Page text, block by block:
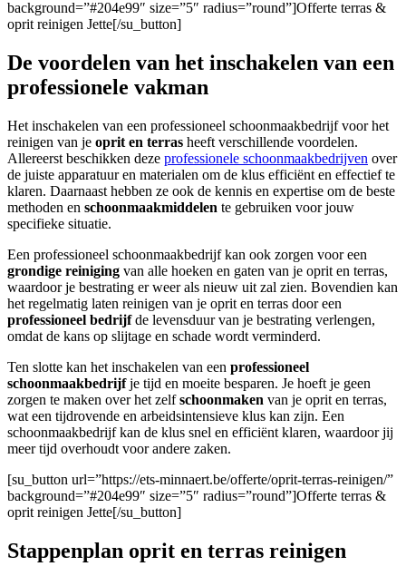
background=”#204e99″ size=”5″ radius=”round”]Offerte terras &
oprit reinigen Jette[/su_button]
De voordelen van het inschakelen van een
professionele vakman
Het inschakelen van een professioneel schoonmaakbedrijf voor het
reinigen van je oprit en terras heeft verschillende voordelen.
Allereerst beschikken deze professionele schoonmaakbedrijven over
de juiste apparatuur en materialen om de klus efficiënt en effectief te
klaren. Daarnaast hebben ze ook de kennis en expertise om de beste
methoden en schoonmaakmiddelen te gebruiken voor jouw
specifieke situatie.
Een professioneel schoonmaakbedrijf kan ook zorgen voor een
grondige reiniging van alle hoeken en gaten van je oprit en terras,
waardoor je bestrating er weer als nieuw uit zal zien. Bovendien kan
het regelmatig laten reinigen van je oprit en terras door een
professioneel bedrijfde levensduur van je bestrating verlengen,
omdat de kans op slijtage en schade wordt verminderd.
Ten slotte kan het inschakelen van een professioneel
schoonmaakbedrijfje tijd en moeite besparen. Je hoeft je geen
zorgen te maken over het zelfschoonmaken van je oprit en terras,
wat een tijdrovende en arbeidsintensieve klus kan zijn. Een
schoonmaakbedrijf kan de klus snel en efficiënt klaren, waardoor jij
meer tijd overhoudt voor andere zaken.
[su_button url=”https://ets-minnaert.be/offerte/oprit-terras-reinigen/”
background=”#204e99″ size=”5″ radius=”round”]Offerte terras &
oprit reinigen Jette[/su_button]
Stappenplan oprit en terras reinigen